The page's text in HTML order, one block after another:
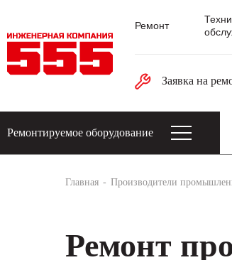
Ремонт
Заявка на
Ремонтируемое оборудование
Главная Производители
Ремонт